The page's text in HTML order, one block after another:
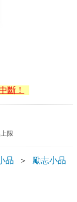
斷！
限
品 ＞ 勵志小品